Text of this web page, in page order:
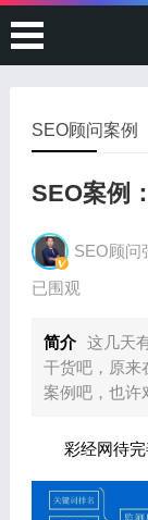
SEO顾问案例
SEO案例
SEO顾问
已围观
简介 这几天
干货吧，原来
案例吧，也许
彩经网待完